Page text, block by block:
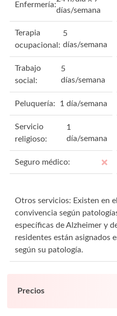
Enfermería:
días/semana
Terapia
ocupacional:
5
días/semana
Trabajo
social:
5
días/semana
Peluquería: 1 día/semana
Servicio
religioso:
1
día/semana
Seguro médico:
Otros servicios: Existen en
convivencia según
específicas de Alzheimer y
residentes están asignados
según su patología.
Precios